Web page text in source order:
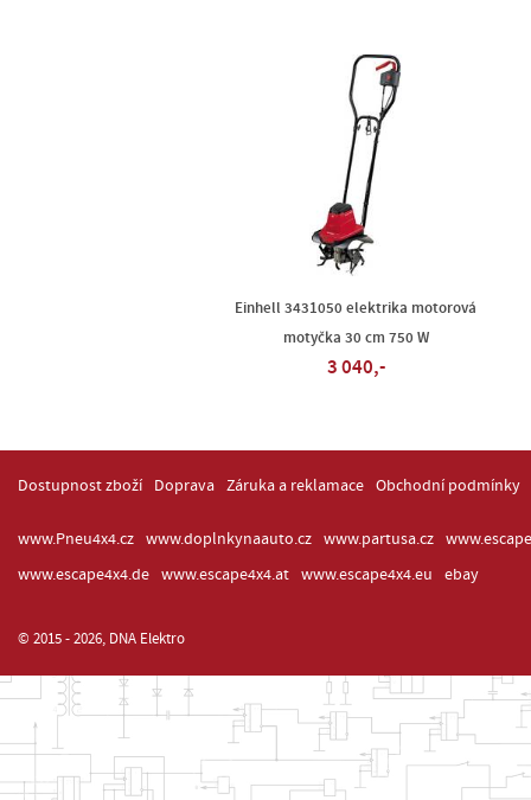
Einhell 3431050 elektrika motorová
motyčka 30 cm 750 W
3 040,-
Dostupnost zboží Doprava Záruka a reklamace Obchodní podmínky
www.Pneu4x4.cz www.doplnkynaauto.cz www.partusa.cz
www.escape4x4.de
www.escape4x4.at www.escape4x4.eu ebay
© 2015 - 2026, DNA Elektro